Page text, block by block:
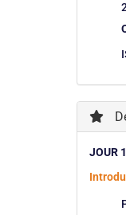
JOUR